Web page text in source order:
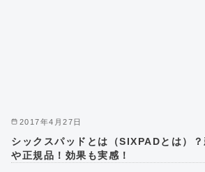
2017年4月27日
シックスパッドとは（SIXPADとは）
や正規品！効果も実感！